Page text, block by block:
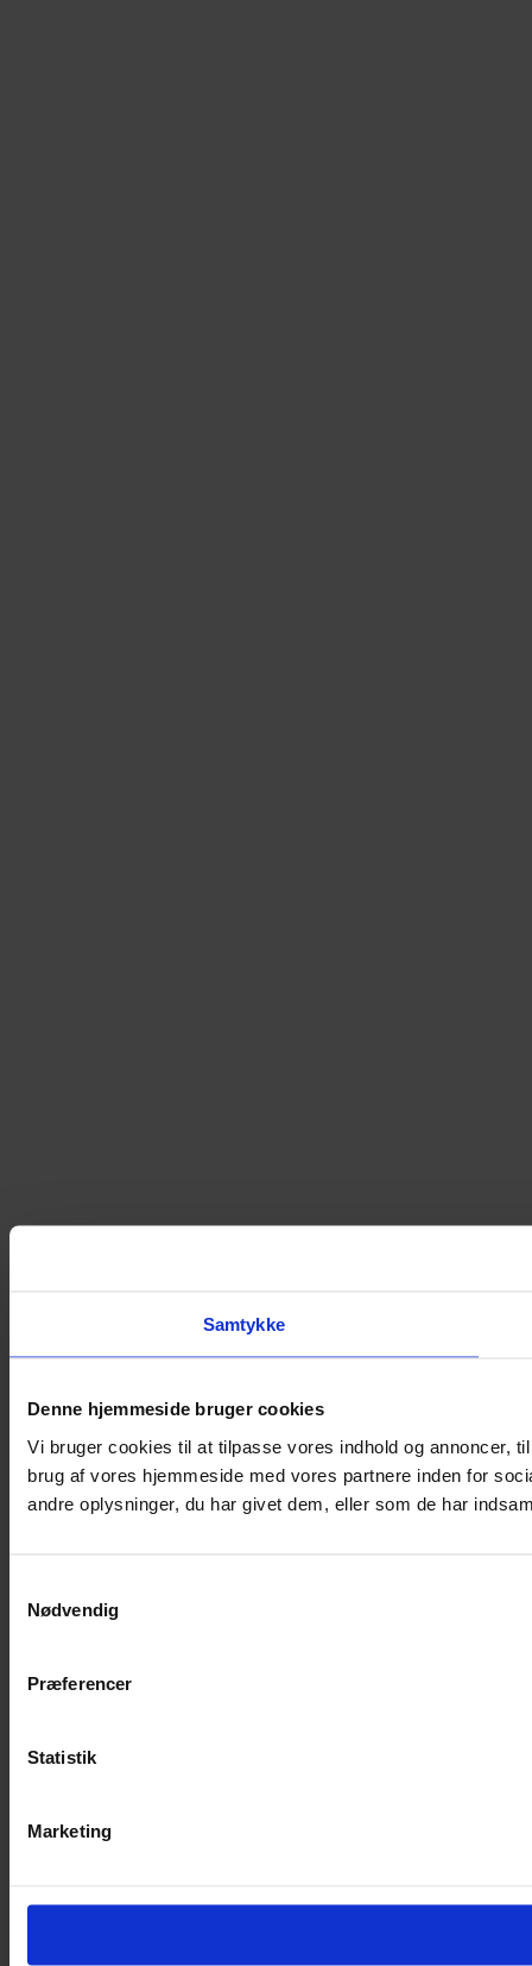
Samtykke
Denne hjemmeside bruger cookies
Vi bruger cookies til at tilpasse vores indhold og annoncer,
brug af vores hjemmeside med vores partnere inden for
andre oplysninger, du har givet dem, eller som de har
Nødvendig
Præferencer
Statistik
Marketing